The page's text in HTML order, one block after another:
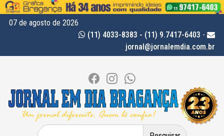
07 de agosto de 2026
(11) 4033-8383 - (11) 9.7417-6403 -
jornal@jornalemdia.com.br
Pesquisar